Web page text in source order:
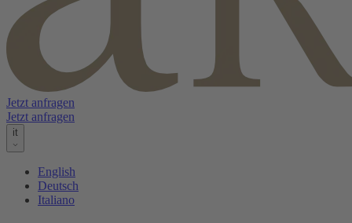
Jetzt anfragen
Jetzt anfragen
it
English
Deutsch
Italiano